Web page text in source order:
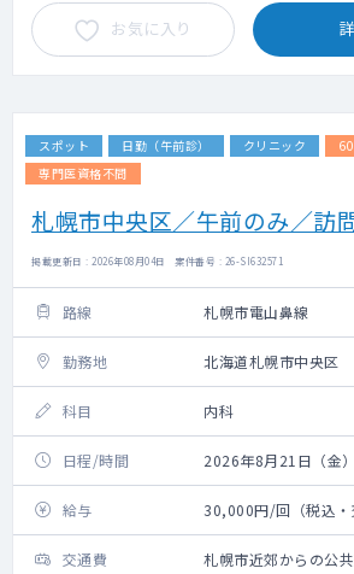
お気に入り
スポット 日勤（午前診） クリニック
専門医資格不問
札幌市中央区／午前のみ／訪
掲載更新日 : 2026年08月04日 案件番号 : 26-SI632571
路線 札幌市電山鼻線
勤務地 北海道札幌市中央区
科目 内科
日程/時間 2026年8月21日（金
給与 30,000円/回（税込・
交通費 札幌市近郊からの公